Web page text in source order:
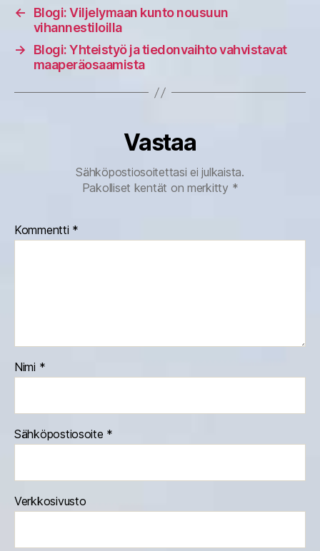
←
Blogi: Viljelymaan kunto nousuun
vihannestiloilla
→
Blogi: Yhteistyö ja tiedonvaihto vahvistavat
maaperäosaamista
Vastaa
Sähköpostiosoitettasi ei julkaista.
Pakolliset kentät on merkitty *
Kommentti *
Nimi *
Sähköpostiosoite *
Verkkosivusto